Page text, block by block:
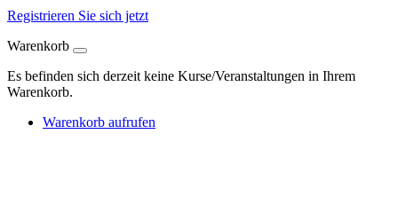
Registrieren Sie sich jetzt
Warenkorb
Es befinden sich derzeit keine Kurse/Veranstaltungen in Ihrem
Warenkorb.
Warenkorb aufrufen